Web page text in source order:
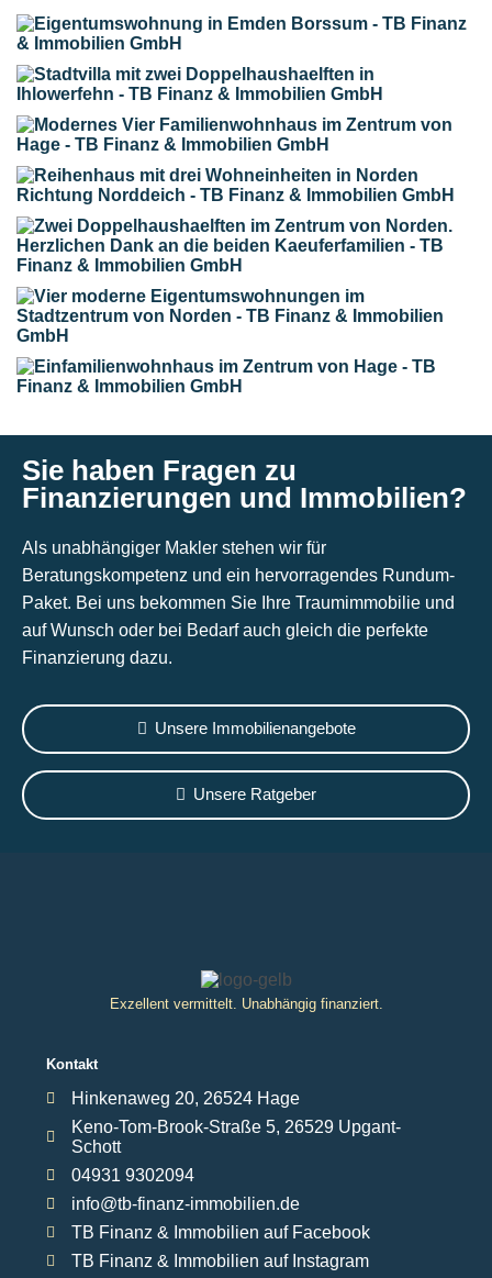
Sie haben Fragen zu
Finanzierungen und Immobilien?
Als unabhängiger Makler stehen wir für
Beratungskompetenz und ein hervorragendes Rundum-
Paket. Bei uns bekommen Sie Ihre Traumimmobilie und
auf Wunsch oder bei Bedarf auch gleich die perfekte
Finanzierung dazu.
Unsere Immobilienangebote
Unsere Ratgeber
Exzellent vermittelt. Unabhängig finanziert.
Kontakt
Hinkenaweg 20, 26524 Hage
Keno-Tom-Brook-Straße 5, 26529 Upgant-
Schott
04931 9302094
info@tb-finanz-immobilien.de
TB Finanz & Immobilien auf Facebook
TB Finanz & Immobilien auf Instagram